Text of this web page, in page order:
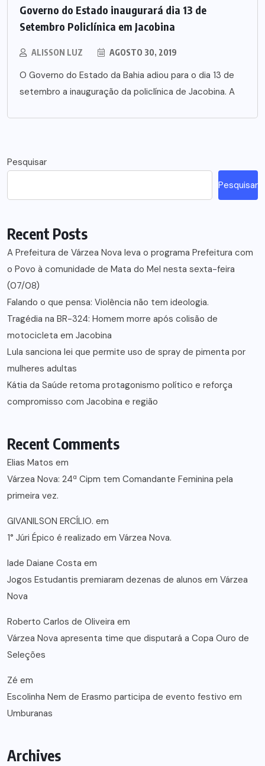
Governo do Estado inaugurará dia 13 de
Setembro Policlínica em Jacobina
ALISSON LUZ AGOSTO 30, 2019
O Governo do Estado da Bahia adiou para o dia 13 de
setembro a inauguração da policlínica de Jacobina. A
Pesquisar
Pesquisar
Recent Posts
A Prefeitura de Várzea Nova leva o programa Prefeitura com
o Povo à comunidade de Mata do Mel nesta sexta-feira
(07/08)
Falando o que pensa: Violência não tem ideologia.
Tragédia na BR-324: Homem morre após colisão de
motocicleta em Jacobina
Lula sanciona lei que permite uso de spray de pimenta por
mulheres adultas
Kátia da Saúde retoma protagonismo político e reforça
compromisso com Jacobina e região
Recent Comments
Elias Matos em
Várzea Nova: 24ª Cipm tem Comandante Feminina pela
primeira vez.
GIVANILSON ERCÍLIO. em
1° Júri Épico é realizado em Várzea Nova.
lade Daiane Costa em
Jogos Estudantis premiaram dezenas de alunos em Várzea
Nova
Roberto Carlos de Oliveira em
Várzea Nova apresenta time que disputará a Copa Ouro de
Seleções
Zé em
Escolinha Nem de Erasmo participa de evento festivo em
Umburanas
Archives